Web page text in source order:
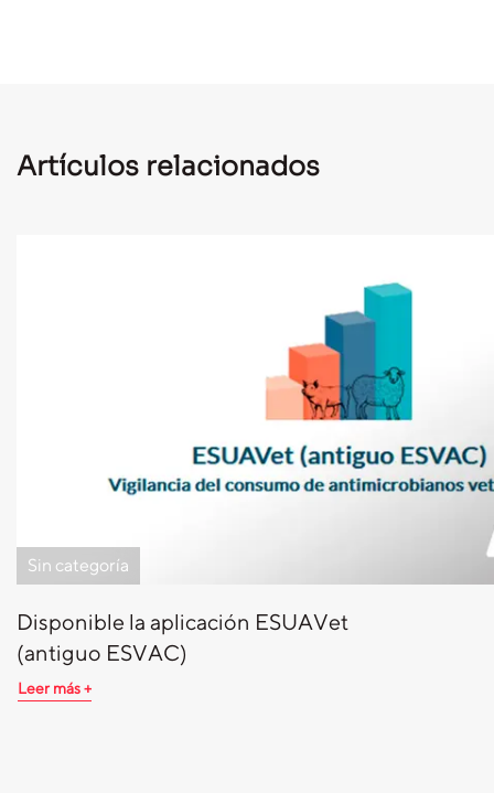
Artículos relacionados
Sin categoría
Disponible la aplicación ESUAVet
(antiguo ESVAC)
Leer más +